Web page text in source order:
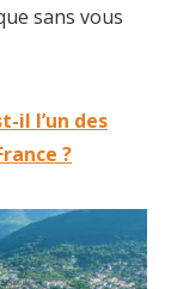
sans vous
il l’un des
?